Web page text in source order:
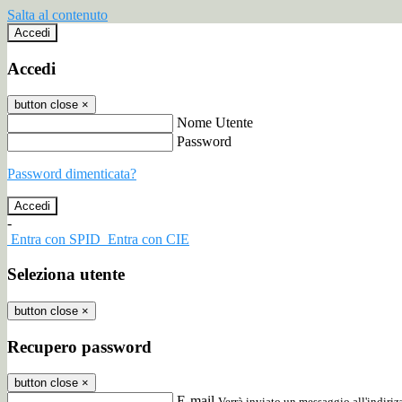
Salta al contenuto
Accedi
Accedi
button close ×
Nome Utente
Password
Password dimenticata?
-
Entra con SPID Entra con CIE
Seleziona utente
button close ×
Recupero password
button close ×